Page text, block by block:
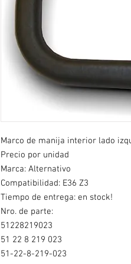
Marco de manija interior lado
Precio por unidad
Marca: Alternativo
Compatibilidad: E36 Z3
Tiempo de entrega: en stock!
Nro. de parte:
51228219023
51 22 8 219 023
51-22-8-219-023